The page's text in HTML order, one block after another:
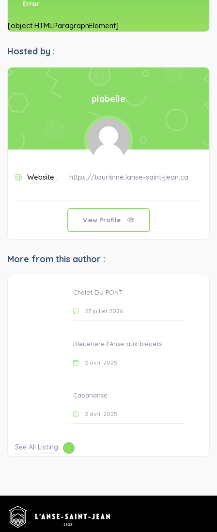
Error
[object HTMLParagraphElement]
Hosted by :
plabelle
Website : https://tourisme.lanse-saint-jean.ca
View Profile
More from this author :
Chalet DU PONT
27 juillet 2026
Bleuetière l’Anse-aux-bleuets
2 avril 2025
Cabananse
2 avril 2025
See All Listing